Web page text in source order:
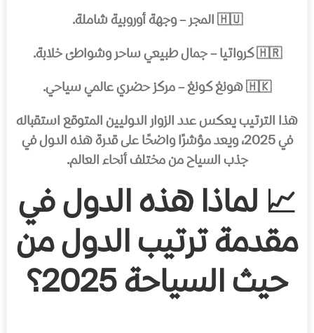
🇭🇺 المجر – وجهة أوروبية شاملة.
🇭🇷 كرواتيا – جمال طبيعي ساحر وشواطئ خلابة.
🇭🇰 هونغ كونغ – مركز حضري عالمي سياحي.
هذا الترتيب يعكس عدد الزوار الدوليين المتوقع استقباله
في 2025، ويعد مؤشرًا واضحًا على قدرة هذه الدول في
جذب السياح من مختلف أنحاء العالم.
📈 لماذا هذه الدول في
مقدمة ترتيب الدول من
حيث السياحة 2025؟